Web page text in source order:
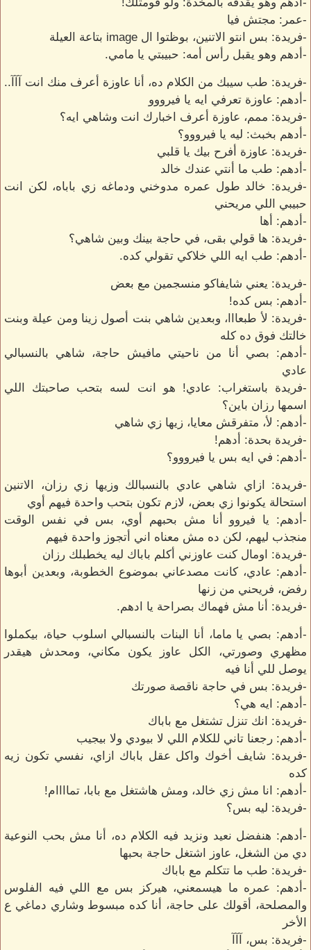
-عمر: مجتش فيا
-فريدة: بس انتو الاتنين، بوظتوا ال image بتاعة العيلة
-أدهم وهو يقبل رأس أمه: حبيبتي يا مامي.
-فريدة: طب سيبك من الكلام ده، أنا عاوزة أعرف منك انت آآآ..
-أدهم: عاوزة تعرفي ايه يا فيرووو
-فريدة: ممم، عاوزة أعرف اخبارك انت وشاهي ايه؟
-أدهم بخبث: ليه يا فيرووو؟
-فريدة: عاوزة أفرح بيك يا قلبي
-أدهم: طب ما أنتي عندك خالد
-فريدة: خالد طول عمره مدوخني ودماغه زي باباه، لكن انت
حبيبي اللي مريحني
-أدهم: أها
-فريدة: ها قولي بقى، في حاجة بينك وبين شاهي؟
-أدهم: طب ايه اللي خلاكي تقولي كده.
-فريدة: يعني شايفاكو منسجمين مع بعض
-أدهم: بس كده!
-فريدة: لأ طبعااا، وبعدين شاهي بنت أصول زينا ومن عيلة وبنت
خالتك فوق ده كله
-أدهم: بصي أنا من ناحيتي مافيش حاجة، شاهي بالنسبالي
عادي
-فريدة باستغراب: عادي! هو انت لسه بتحب صاحبتك اللي
اسمها رزان باين؟
-أدهم: لأ، متفرقش معايا، زيها زي شاهي
-فريدة بحدة: أدهم!
-أدهم: في ايه بس يا فيرووو؟
-فريدة: ازاي شاهي عادي بالنسبالك وزيها زي رزان، الاتنين
استحالة يكونوا زي بعض، لازم تكون بتحب واحدة فيهم أوي
-أدهم: يا فيروو أنا مش بحبهم أوي، بس في نفس الوقت
منجذب ليهم، لكن ده مش معناه اني أتجوز واحدة فيهم
-فريدة: اومال كنت عاوزني أكلم باباك ليه يخطبلك رزان
-أدهم: عادي، كانت مصدعاني بموضوع الخطوبة، وبعدين أبوها
رفض، فريحني من زنها
-فريدة: أنا مش فهماك بصراحة يا ادهم.
-أدهم: بصي يا ماما، أنا البنات بالنسبالي اسلوب حياة، بيكملوا
مظهري وصورتي، الكل عاوز يكون مكاني، ومحدش هيقدر
يوصل للي أنا فيه
-فريدة: بس في حاجة ناقصة صورتك
-أدهم: ايه هي؟
-فريدة: انك تنزل تشتغل مع باباك
-أدهم: رجعنا تاني للكلام اللي لا بيودي ولا بيجيب
-فريدة: شايف أخوك واكل عقل باباك ازاي، نفسي تكون زيه
كده
-أدهم: انا مش زي خالد، ومش هاشتغل مع بابا، تماااام!
-فريدة: ليه بس؟
-أدهم: هنفضل نعيد ونزيد فيه الكلام ده، أنا مش بحب النوعية
دي من الشغل، عاوز اشتغل حاجة بحبها
-فريدة: طب ما تتكلم مع باباك
-أدهم: عمره ما هيسمعني، هيركز بس مع اللي فيه الفلوس
والمصلحة، أقولك على حاجة، أنا كده مبسوط وشاري دماغي ع
الأخر
-فريدة: بس، آآآ